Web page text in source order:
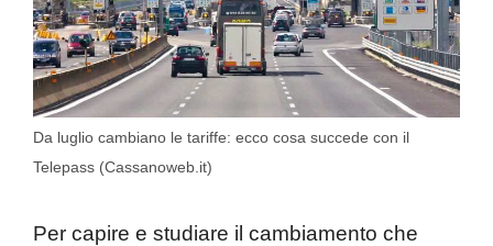
Da luglio cambiano le tariffe: ecco cosa succede con il
Telepass (Cassanoweb.it)
Per capire e studiare il cambiamento che